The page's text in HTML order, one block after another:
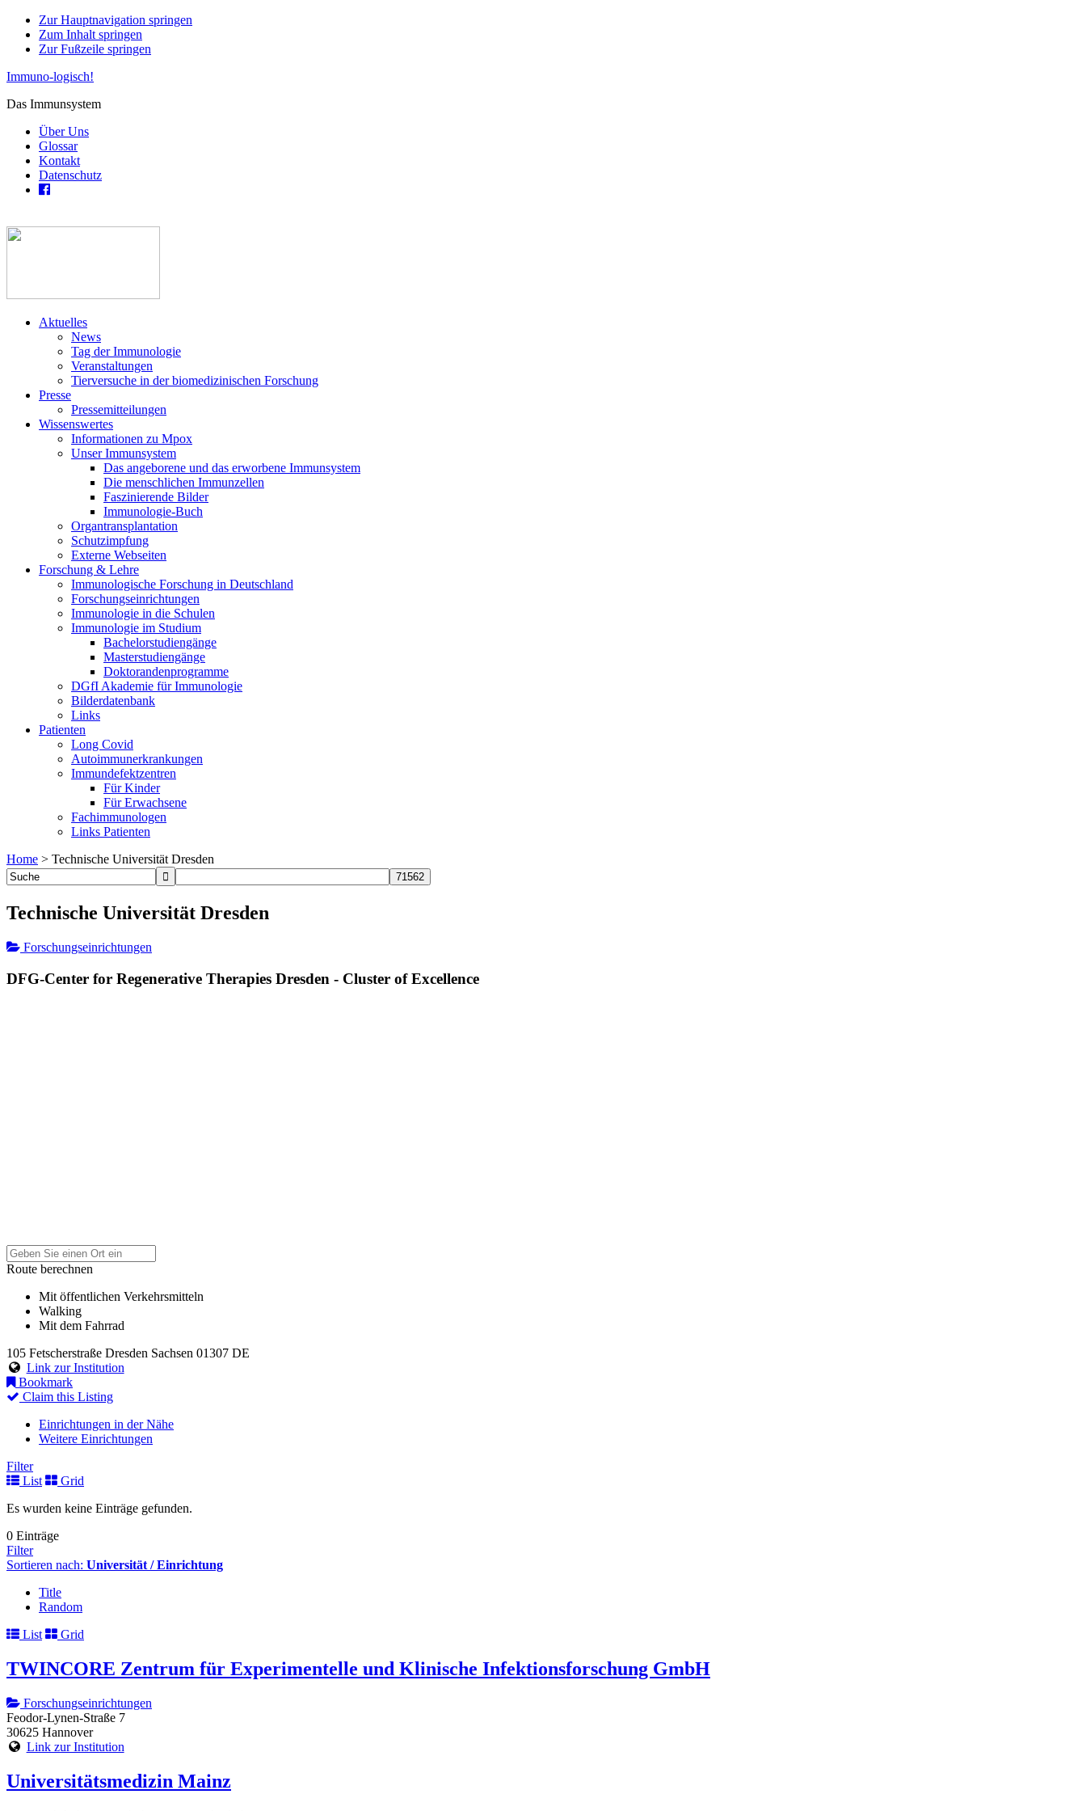
Zur Hauptnavigation springen
Zum Inhalt springen
Zur Fußzeile springen
Immuno-logisch!
Das Immunsystem
Über Uns
Glossar
Kontakt
Datenschutz
Aktuelles
News
Tag der Immunologie
Veranstaltungen
Tierversuche in der biomedizinischen Forschung
Presse
Pressemitteilungen
Wissenswertes
Informationen zu Mpox
Unser Immunsystem
Das angeborene und das erworbene Immunsystem
Die menschlichen Immunzellen
Faszinierende Bilder
Immunologie-Buch
Organtransplantation
Schutzimpfung
Externe Webseiten
Forschung & Lehre
Immunologische Forschung in Deutschland
Forschungseinrichtungen
Immunologie in die Schulen
Immunologie im Studium
Bachelorstudiengänge
Masterstudiengänge
Doktorandenprogramme
DGfI Akademie für Immunologie
Bilderdatenbank
Links
Patienten
Long Covid
Autoimmunerkrankungen
Immundefektzentren
Für Kinder
Für Erwachsene
Fachimmunologen
Links Patienten
Home > Technische Universität Dresden
Technische Universität Dresden
Forschungseinrichtungen
DFG-Center for Regenerative Therapies Dresden - Cluster of Excellence
Route berechnen
Mit öffentlichen Verkehrsmitteln
Walking
Mit dem Fahrrad
105 Fetscherstraße Dresden Sachsen 01307 DE
Link zur Institution
Bookmark
Claim this Listing
Einrichtungen in der Nähe
Weitere Einrichtungen
Filter
List
Grid
Es wurden keine Einträge gefunden.
0 Einträge
Filter
Sortieren nach: Universität / Einrichtung
Title
Random
List
Grid
TWINCORE Zentrum für Experimentelle und Klinische Infektionsforschung GmbH
Forschungseinrichtungen
Feodor-Lynen-Straße 7
30625 Hannover
Link zur Institution
Universitätsmedizin Mainz